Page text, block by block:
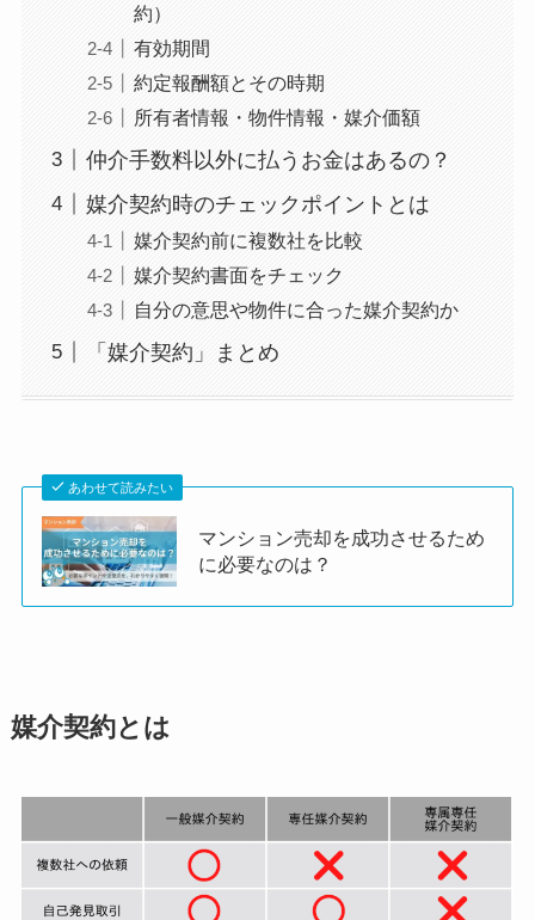
約）
有効期間
約定報酬額とその時期
所有者情報・物件情報・媒介価額
仲介手数料以外に払うお金はあるの？
媒介契約時のチェックポイントとは
媒介契約前に複数社を比較
媒介契約書面をチェック
自分の意思や物件に合った媒介契約か
「媒介契約」まとめ
あわせて読みたい
マンション売却を成功させるため
に必要なのは？
媒介契約とは